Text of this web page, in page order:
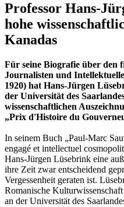
Professor Hans-
hohe
Kanadas
Für seine Biografie über den
Journalisten und
1920) hat Hans-Jürgen
der Universität des
wissenschaftlichen
„Prix d'Histoire du
In seinem Buch „Paul-Marc
engagé et intellectuel
Hans-Jürgen Lüsebrink eine
ihre Zeit zwar entscheidend
Vergessenheit geraten ist.
Romanische
an der Universität des